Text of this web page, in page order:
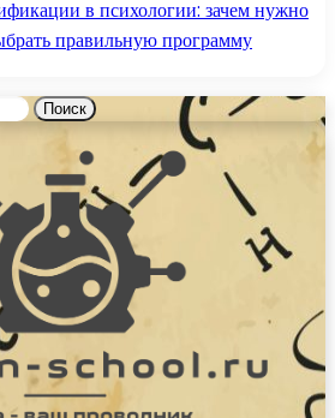
в психологии: зачем нужно
правильную программу